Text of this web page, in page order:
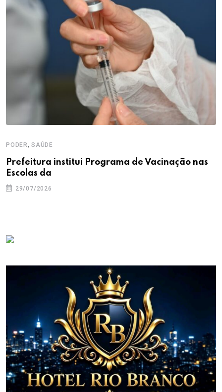
PODER, SAÚDE
Prefeitura institui Programa de Vacinação nas
Escolas da
29/07/2026